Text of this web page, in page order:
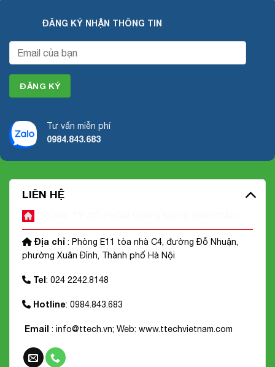
ĐĂNG KÝ NHẬN THÔNG TIN
Tư vấn miễn phí
0984.843.683
LIÊN HỆ
Địa chỉ : Phòng E11 tòa nhà C4, đường Đỗ Nhuận,
phường Xuân Đỉnh, Thành phố Hà Nội
Tel: 024 2242.8148
Hotline: 0984.843.683
Email : info@ttech.vn; Web: www.ttechvietnam.com